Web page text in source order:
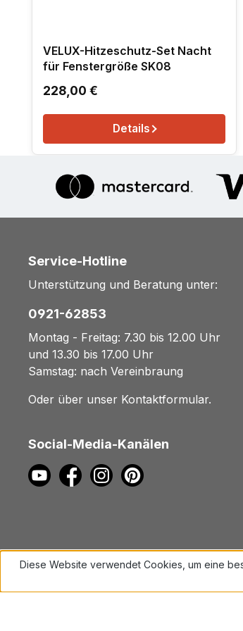
VELUX-Hitzeschutz-Set Nacht
für Fenstergröße SK08
Regulärer Preis:
228,00 €
Details
Service-Hotline
Unterstützung und Beratung unter:
0921-62853
Montag - Freitag: 7.30 bis 12.00 Uhr
und 13.30 bis 17.00 Uhr
Samstag: nach Vereinbraung
Oder über unser Kontaktformular.
Social-Media-Kanälen
Diese Website verwendet Cookies, um eine